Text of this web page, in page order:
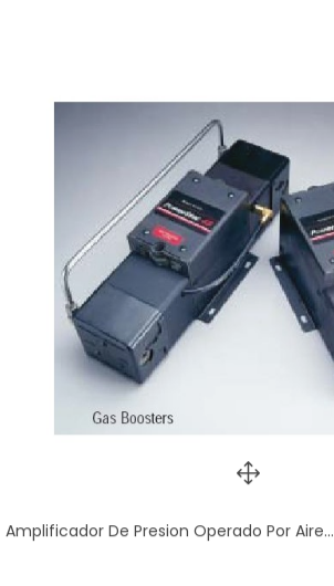
Amplificador De Presion Operado Por Aire...